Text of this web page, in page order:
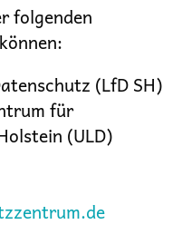
folgenden
(LfD SH)
für
(ULD)